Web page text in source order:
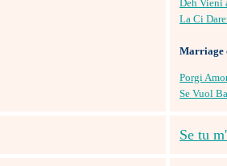
Deh Vieni
La Ci
Marriage
Porgi
Se Vuol
Se tu